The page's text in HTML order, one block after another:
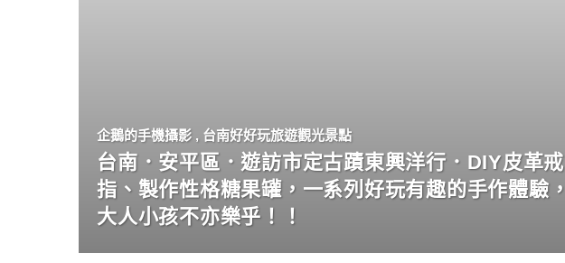
企鵝的手機攝影 , 台南好好玩旅遊觀光景點
台南．安平區．遊訪市定古蹟東興洋行．DIY皮革戒
指、製作性格糖果罐，一系列好玩有趣的手作體驗，
大人小孩不亦樂乎！！